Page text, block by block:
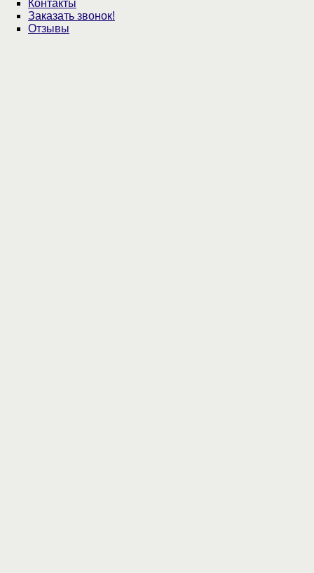
Контакты
Заказать звонок!
Отзывы